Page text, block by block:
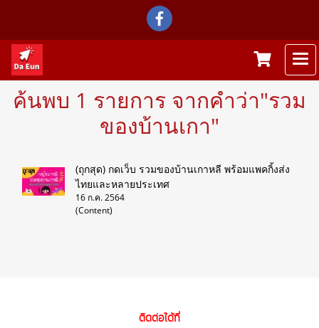
ค้นพบ 1 รายการ จากคำว่า"รวม
ของบ้านเกา"
(ถุกสุด) กดเว็บ รวมของบ้านเกาหลี พร้อมแพคกิ้งส่ง
ไทยและหลายประเทศ
16 ก.ค. 2564
(Content)
ติดต่อได้ที่